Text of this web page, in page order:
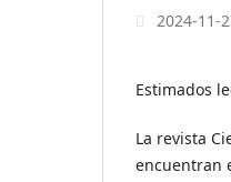
2024-11-
Estimados
La revista
encuentran